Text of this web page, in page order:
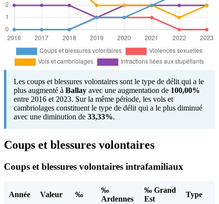
Les coups et blessures volontaires sont le type de délit qui a le
plus augmenté à Ballay avec une augmentation de 100,00%
entre 2016 et 2023. Sur la même période, les vols et
cambriolages constituent le type de délit qui a le plus diminué
avec une diminution de 33,33%.
Coups et blessures volontaires
Coups et blessures volontaires intrafamiliaux
Année Valeur ‰
‰
Ardennes
‰ Grand
Est
Type